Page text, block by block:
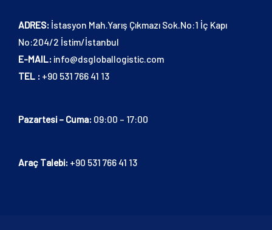
ADRES: İstasyon Mah.Yarış Çıkmazı Sok.No:1 İç Kapı
No:204/2 İstim/İstanbul
E-MAIL: info@dsgloballogistic.com
TEL : +90 531 766 41 13
Pazartesi – Cuma: 09:00 – 17:00
Araç Talebi: +90 531 766 41 13